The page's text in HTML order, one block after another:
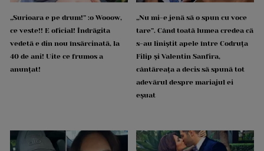
„Surioara e pe drum!” :o Wooow,
ce veste!! E oficial! Îndrăgita
vedetă e din nou însărcinată, la
40 de ani! Uite ce frumos a
anunțat!
„Nu mi-e jenă să o spun cu voce
tare”. Când toată lumea credea că
s-au liniștit apele între Codruța
Filip și Valentin Sanfira,
cântăreața a decis să spună tot
adevărul despre mariajul ei
eșuat